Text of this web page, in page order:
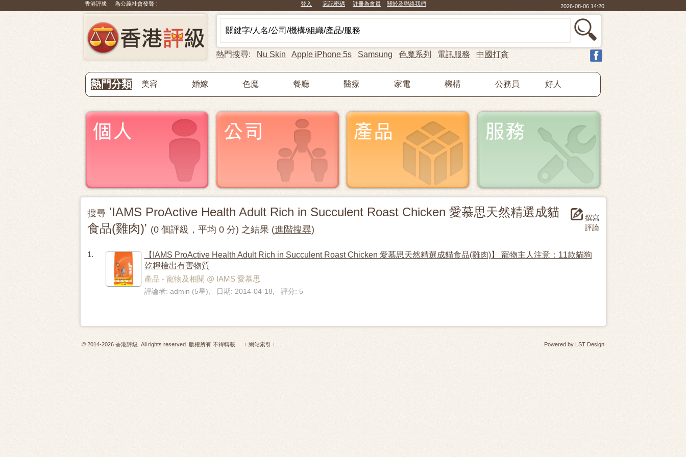
香港評級 為公義社會發聲！ 登入 忘記密碼 註冊為會員 關於及聯絡我們 2026-08-06 14:20
熱門搜尋: Nu Skin Apple iPhone 5s Samsung 色魔系列 電訊服務 中國打貪
熱門分類 美容 婚嫁 色魔 餐廳 醫療 家電 機構 公務員 好人
搜尋'IAMS ProActive Health Adult Rich in Succulent Roast Chicken 愛慕思天然精選成貓
食品(雞肉)' (0 個評級，平均 0 分) 之結果 (進階搜尋)
撰寫
評論
1.
【IAMS ProActive Health Adult Rich in Succulent Roast Chicken 愛慕思天然精選成貓食品(雞肉)】 寵物主人注意：11款貓狗
乾糧檢出有害物質
產品 - 寵物及相關 @ IAMS 愛慕思
評論者: admin (5星), 日期: 2014-04-18, 評分: 5
© 2014-2026 香港評級. All rights reserved. 版權所有 不得轉載 ﹝網站索引﹞ Powered by LST Design